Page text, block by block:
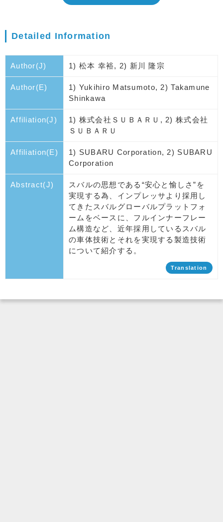
Detailed Information
Author(J) 1) 松本 幸裕, 2) 新川 隆宗
Author(E)
1) Yukihiro Matsumoto, 2) Takamune
Shinkawa
Affiliation(J)
1) 株式会社ＳＵＢＡＲＵ, 2) 株式会社
ＳＵＢＡＲＵ
Affiliation(E)
1) SUBARU Corporation, 2) SUBARU
Corporation
Abstract(J)
スバルの思想である“安心と愉しさ”を
実現する為、インプレッサより採用し
てきたスバルグローバルプラットフォ
ームをベースに、フルインナーフレー
ム構造など、近年採用しているスバル
の車体技術とそれを実現する製造技術
について紹介する。
Translation